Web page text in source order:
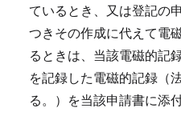
ているとき、又は登記の
つきその作成に代えて電
るときは、当該電磁的記
を記録した電磁的記録（
る。）を当該申請書に添